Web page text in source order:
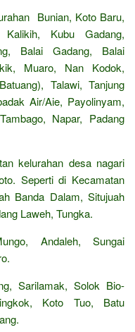
Bunian, Koto Baru,
Kubu Gadang,
Balai Gadang, Balai
Muaro, Nan Kodok,
Talawi, Tanjung
Air/Aie, Payolinyam,
Napar, Padang
kelurahan desa nagari
Seperti di Kecamatan
Banda Dalam, Situjuah
Laweh, Tungka.
Andaleh, Sungai
Sarilamak, Solok Bio-
Koto Tuo, Batu